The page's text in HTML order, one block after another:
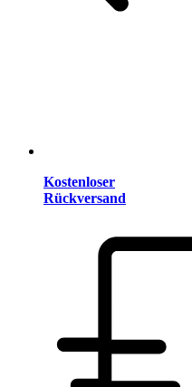
Kostenloser
Rückversand